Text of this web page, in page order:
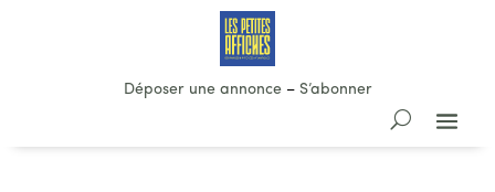
Déposer une annonce– S’abonner